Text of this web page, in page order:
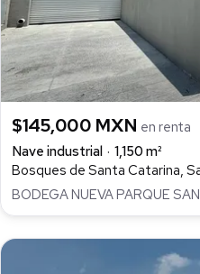
$145,000 MXN en renta
Nave industrial
1,150 m²
Bosques de Santa Catarina,
BODEGA NUEVA PARQUE